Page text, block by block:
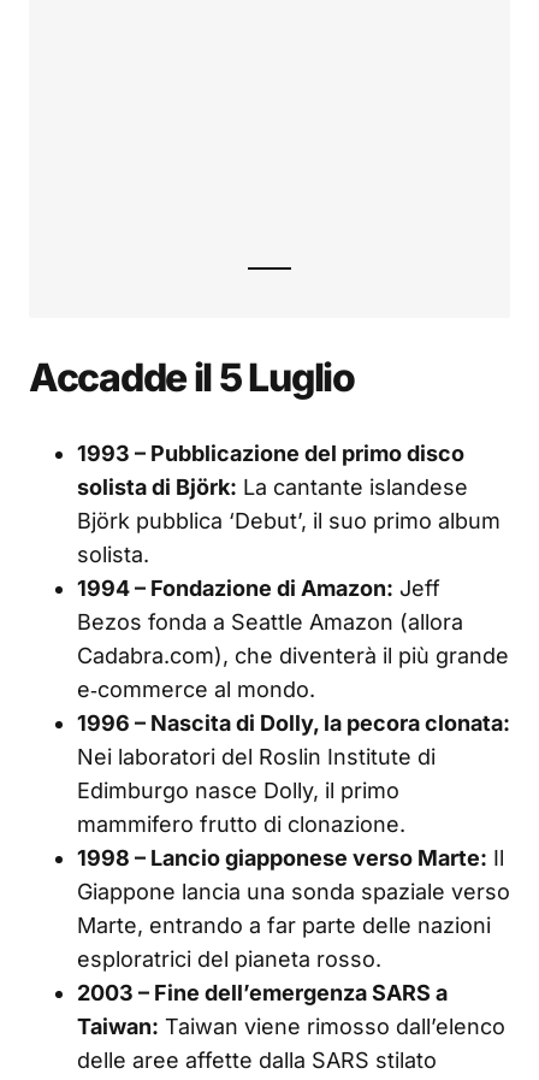
Accadde il 5 Luglio
1993 – Pubblicazione del primo disco
solista di Björk: La cantante islandese
Björk pubblica ‘Debut’, il suo primo album
solista.
1994 – Fondazione di Amazon: Jeff
Bezos fonda a Seattle Amazon (allora
Cadabra.com), che diventerà il più grande
e‑commerce al mondo.
1996 – Nascita di Dolly, la pecora clonata:
Nei laboratori del Roslin Institute di
Edimburgo nasce Dolly, il primo
mammifero frutto di clonazione.
1998 – Lancio giapponese verso Marte: Il
Giappone lancia una sonda spaziale verso
Marte, entrando a far parte delle nazioni
esploratrici del pianeta rosso.
2003 – Fine dell’emergenza SARS a
Taiwan: Taiwan viene rimosso dall’elenco
delle aree affette dalla SARS stilato